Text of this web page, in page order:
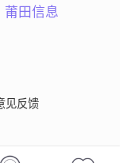
莆田信息
见反馈